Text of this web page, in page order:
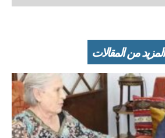
المزيد من المقالات